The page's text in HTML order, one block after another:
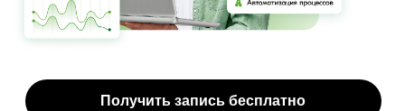
Получить запись бесплатно